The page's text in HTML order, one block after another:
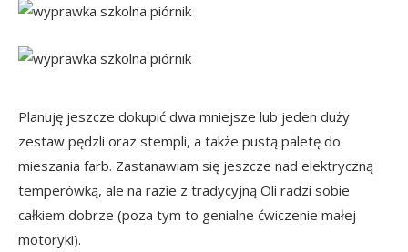
Planuję jeszcze dokupić dwa mniejsze lub jeden duży
zestaw pędzli oraz stempli, a także pustą paletę do
mieszania farb. Zastanawiam się jeszcze nad elektryczną
temperówką, ale na razie z tradycyjną Oli radzi sobie
całkiem dobrze (poza tym to genialne ćwiczenie małej
motoryki).